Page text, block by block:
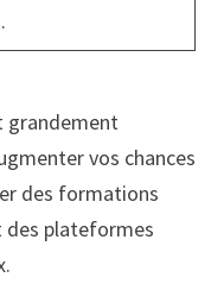
grandement
vos chances
des formations
plateformes